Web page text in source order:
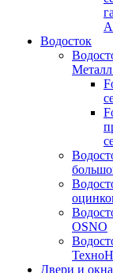
Водосток
OSNO
Двери и окна